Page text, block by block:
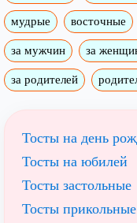
мудрые восточные
за мужчин за
за родителей
Тосты на день
Тосты на юбилей
Тосты застольные
Тосты прикольные